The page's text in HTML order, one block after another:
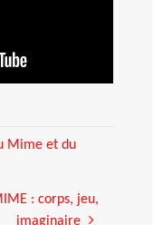
Mime et du
: corps, jeu,
imaginaire